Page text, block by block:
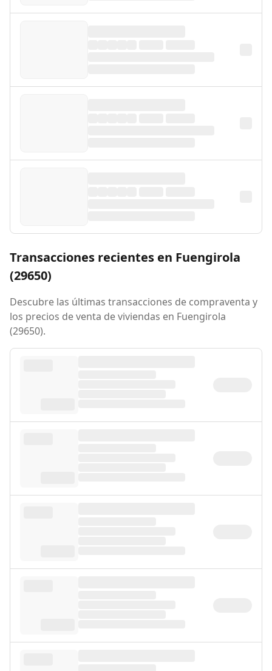
Transacciones recientes en Fuengirola
(29650)
Descubre las últimas transacciones de compraventa y
los precios de venta de viviendas en Fuengirola
(29650).